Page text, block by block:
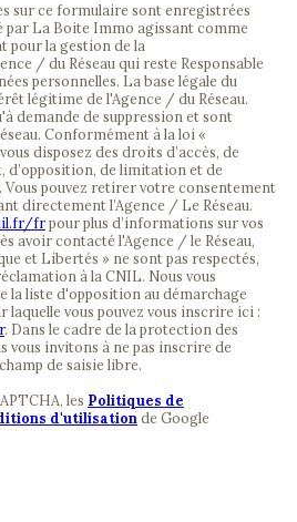
sur ce formulaire sont enregistrées
La Boite Immo agissant comme
pour la gestion de la
/ du Réseau qui reste Responsable
personnelles. La base légale du
légitime de l'Agence / du Réseau.
demande de suppression et sont
Conformément à la loi «
disposez des droits d’accès, de
d’opposition, de limitation et de
pouvez retirer votre consentement
directement l’Agence / Le Réseau.
frpour plus d’informations sur vos
avoir contacté l'Agence / le Réseau,
et Libertés » ne sont pas respectés,
à la CNIL. Nous vous
la liste d'opposition au démarchage
laquelle vous pouvez vous inscrire ici :
. Dans le cadre de la protection des
vous invitons à ne pas inscrire de
de saisie libre.
les Politiques de
d'utilisationde Google